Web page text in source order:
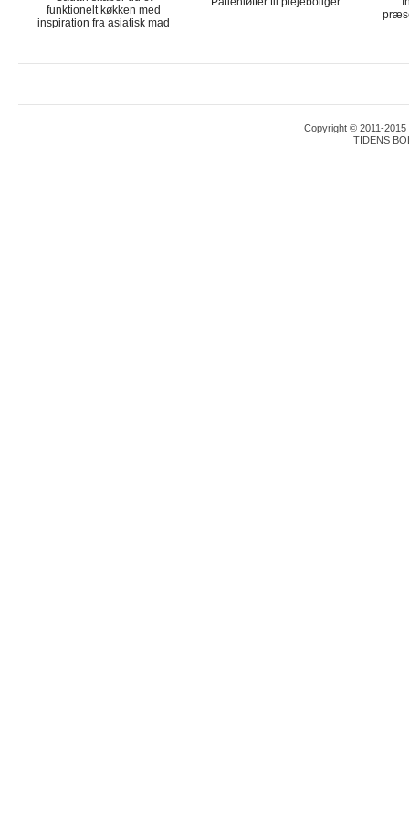
funktionelt køkken med
inspiration fra asiatisk mad
Copyright © 2011-2015
TIDENS